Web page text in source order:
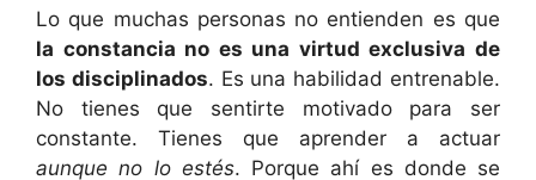
Lo que muchas personas no entienden es que
la constancia no es una virtud exclusiva de
los disciplinados. Es una habilidad entrenable.
No tienes que sentirte motivado para ser
constante. Tienes que aprender a actuar
aunque no lo estés. Porque ahí es donde se